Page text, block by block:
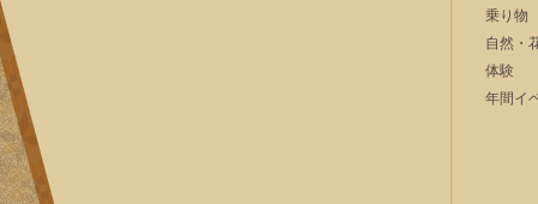
乗り物
自然・
体験
年間イ